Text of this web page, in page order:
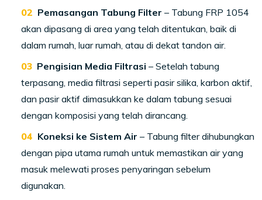
Pemasangan Tabung Filter – Tabung FRP 1054
akan dipasang di area yang telah ditentukan, baik di
dalam rumah, luar rumah, atau di dekat tandon air.
Pengisian Media Filtrasi – Setelah tabung
terpasang, media filtrasi seperti pasir silika, karbon aktif,
dan pasir aktif dimasukkan ke dalam tabung sesuai
dengan komposisi yang telah dirancang.
Koneksi ke Sistem Air – Tabung filter dihubungkan
dengan pipa utama rumah untuk memastikan air yang
masuk melewati proses penyaringan sebelum
digunakan.